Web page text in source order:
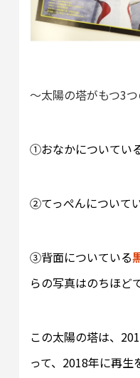
～太陽の塔がもつ3
①おなかについてい
②てっぺんについて
③背面についている
らの写真はのちほど
この太陽の塔は、
って、2018年に再